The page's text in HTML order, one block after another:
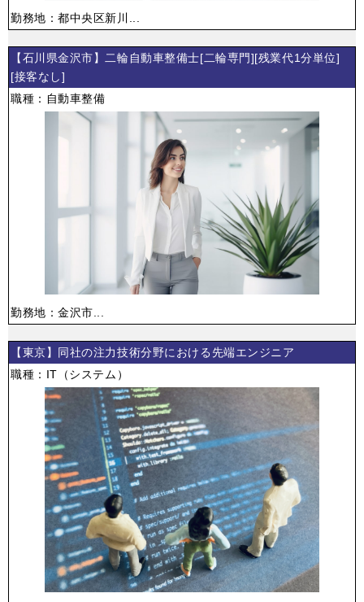
勤務地：都中央区新川...
【石川県金沢市】二輪自動車整備士[二輪専門][残業代1分単位]
[接客なし]
職種：自動車整備
勤務地：金沢市...
【東京】同社の注力技術分野における先端エンジニア
職種：IT（システム）